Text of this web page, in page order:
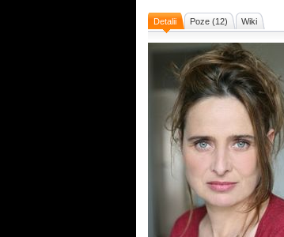
Detalii Poze (12) Wiki